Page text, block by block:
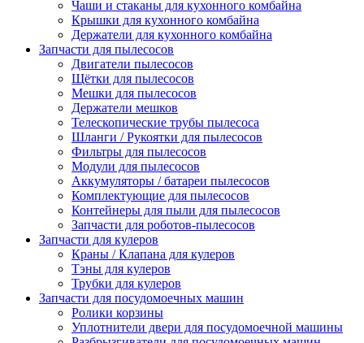
Чаши и стаканы для кухонного комбайна
Крышки для кухонного комбайна
Держатели для кухонного комбайна
Запчасти для пылесосов
Двигатели пылесосов
Щётки для пылесосов
Мешки для пылесосов
Держатели мешков
Телескопические трубы пылесоса
Шланги / Рукоятки для пылесосов
Фильтры для пылесосов
Модули для пылесосов
Аккумуляторы / батареи пылесосов
Комплектующие для пылесосов
Контейнеры для пыли для пылесосов
Запчасти для роботов-пылесосов
Запчасти для кулеров
Краны / Клапана для кулеров
Тэны для кулеров
Трубки для кулеров
Запчасти для посудомоечных машин
Ролики корзины
Уплотнители двери для посудомоечной машины